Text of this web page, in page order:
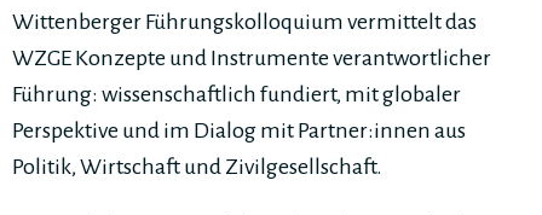
Wittenberger Führungskolloquium vermittelt das
WZGE Konzepte und Instrumente verantwortlicher
Führung: wissenschaftlich fundiert, mit globaler
Perspektive und im Dialog mit Partner:innen aus
Politik, Wirtschaft und Zivilgesellschaft.